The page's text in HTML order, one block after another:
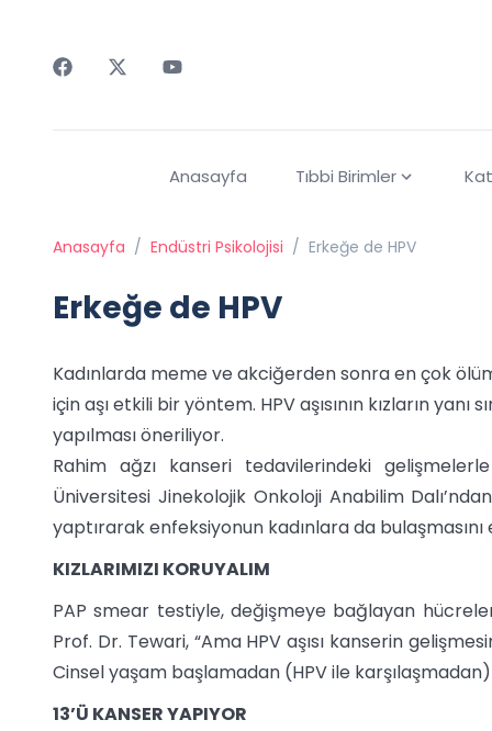
Anasayfa Tıbbi Birimler
Anasayfa / Endüstri Psikolojisi / Erkeğe de HPV
Erkeğe de HPV
Kadınlarda meme ve akciğerden sonra en çok
için aşı etkili bir yöntem. HPV aşısının kızların
yapılması öneriliyor.
Rahim ağzı kanseri tedavilerindeki
Üniversitesi Jinekolojik Onkoloji Anabilim
yaptırarak enfeksiyonun kadınlara da
KIZLARIMIZI KORUYALIM
PAP smear testiyle, değişmeye bağlayan
Prof. Dr. Tewari, “Ama HPV aşısı kanserin
Cinsel yaşam başlamadan (HPV ile karşılaşmadan)
13’Ü KANSER YAPIYOR